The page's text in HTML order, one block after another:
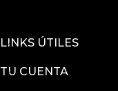
LINKS ÚTILES
TU CUENTA